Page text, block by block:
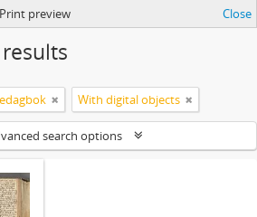
Print preview Close
With digital objects
search options